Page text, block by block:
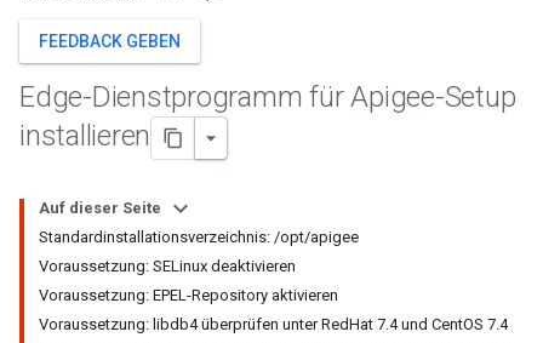
FEEDBACK GEBEN
Edge-Dienstprogramm für Apigee-Setup
installieren
Auf dieser Seite
Standardinstallationsverzeichnis: /opt/apigee
Voraussetzung: SELinux deaktivieren
Voraussetzung: EPEL-Repository aktivieren
Voraussetzung: libdb4 überprüfen unter RedHat 7.4 und CentOS 7.4